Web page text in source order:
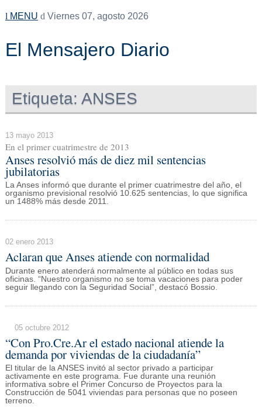
MENU Viernes 07, agosto 2026
El Mensajero Diario
Etiqueta: ANSES
13 mayo 2013
En el primer cuatrimestre de 2013
Anses resolvió más de diez mil sentencias
jubilatorias
La Anses informó que durante el primer cuatrimestre del año, el
organismo previsional resolvió 10.625 sentencias, lo que significa
un 1488% más desde 2011.
02 enero 2013
Aclaran que Anses atiende con normalidad
Durante enero atenderá normalmente al público en todas sus
oficinas. “Nuestro organismo no se toma vacaciones para poder
seguir llegando con la Seguridad Social”, destacó Bossio.
05 octubre 2012
“Con Pro.Cre.Ar el estado nacional atiende la
demanda por viviendas de la ciudadanía”
El titular de la ANSES invitó al sector privado a participar
activamente en este programa. Fue durante una reunión
informativa sobre el Primer Concurso de Proyectos para la
Construcción de 5041 viviendas para personas que no poseen
terreno.